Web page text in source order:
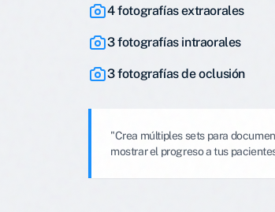
4 fotografías extraorales
3 fotografías intraorales
3 fotografías de oclusión
"Crea múltiples sets para
mostrar el progreso a tus